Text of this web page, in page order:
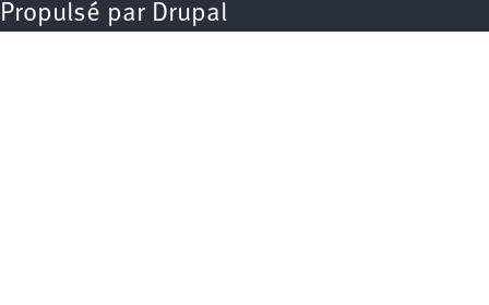
Propulsé par Drupal